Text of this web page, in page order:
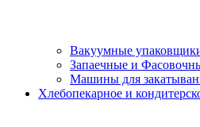
Вакуумные
Запаечные и
Машины для
Хлебопекарное и